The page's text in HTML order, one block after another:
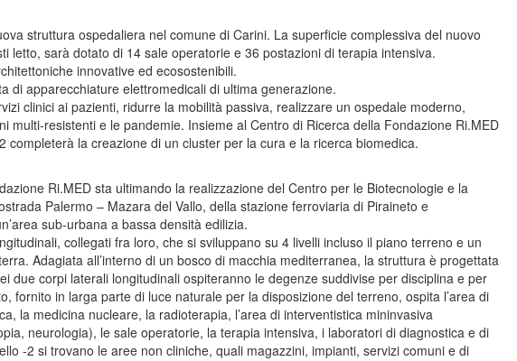
struttura ospedaliera nel comune di Carini. La superficie complessiva del nuovo
letto, sarà dotato di 14 sale operatorie e 36 postazioni di terapia intensiva.
innovative ed ecosostenibili.
di apparecchiature elettromedicali di ultima generazione.
clinici ai pazienti, ridurre la mobilità passiva, realizzare un ospedale moderno,
multi-resistenti e le pandemie. Insieme al Centro di Ricerca della Fondazione Ri.MED
completerà la creazione di un cluster per la cura e la ricerca biomedica.
Ri.MED sta ultimando la realizzazione del Centro per le Biotecnologie e la
Palermo – Mazara del Vallo, della stazione ferroviaria di Piraineto e
sub-urbana a bassa densità edilizia.
collegati fra loro, che si sviluppano su 4 livelli incluso il piano terreno e un
Adagiata all’interno di un bosco di macchia mediterranea, la struttura è progettata
due corpi laterali longitudinali ospiteranno le degenze suddivise per disciplina e per
fornito in larga parte di luce naturale per la disposizione del terreno, ospita l’area di
la medicina nucleare, la radioterapia, l’area di interventistica mininvasiva
neurologia), le sale operatorie, la terapia intensiva, i laboratori di diagnostica e di
-2 si trovano le aree non cliniche, quali magazzini, impianti, servizi comuni e di